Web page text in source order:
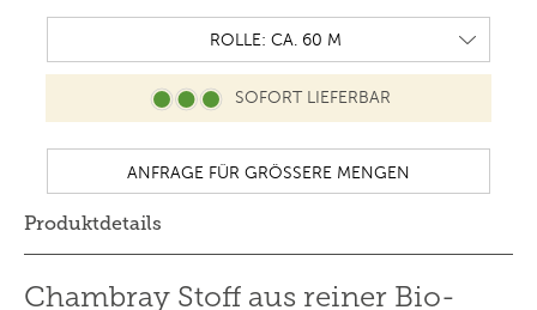
SOFORT LIEFERBAR
Produktdetails
Chambray Stoff aus reiner Bio-